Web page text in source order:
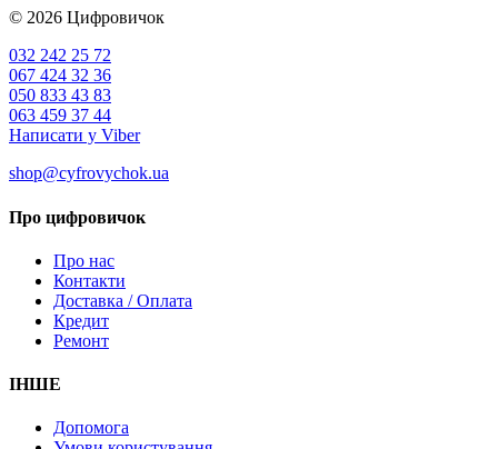
© 2026 Цифровичок
032 242 25 72
067 424 32 36
050 833 43 83
063 459 37 44
Написати у Viber
shop@cyfrovychok.ua
Про цифровичок
Про нас
Контакти
Доставка / Оплата
Кредит
Ремонт
ІНШЕ
Допомога